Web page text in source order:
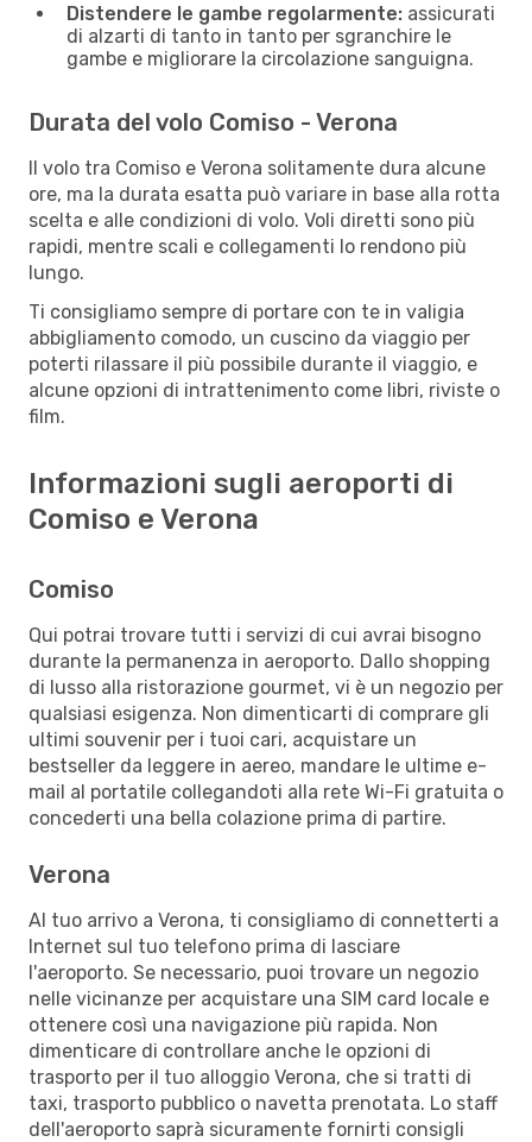
Distendere le gambe regolarmente: assicurati
di alzarti di tanto in tanto per sgranchire le
gambe e migliorare la circolazione sanguigna.
Durata del volo Comiso - Verona
Il volo tra Comiso e Verona solitamente dura alcune
ore, ma la durata esatta può variare in base alla rotta
scelta e alle condizioni di volo. Voli diretti sono più
rapidi, mentre scali e collegamenti lo rendono più
lungo.
Ti consigliamo sempre di portare con te in valigia
abbigliamento comodo, un cuscino da viaggio per
poterti rilassare il più possibile durante il viaggio, e
alcune opzioni di intrattenimento come libri, riviste o
film.
Informazioni sugli aeroporti di
Comiso e Verona
Comiso
Qui potrai trovare tutti i servizi di cui avrai bisogno
durante la permanenza in aeroporto. Dallo shopping
di lusso alla ristorazione gourmet, vi è un negozio per
qualsiasi esigenza. Non dimenticarti di comprare gli
ultimi souvenir per i tuoi cari, acquistare un
bestseller da leggere in aereo, mandare le ultime e-
mail al portatile collegandoti alla rete Wi-Fi gratuita o
concederti una bella colazione prima di partire.
Verona
Al tuo arrivo a Verona, ti consigliamo di connetterti a
Internet sul tuo telefono prima di lasciare
l'aeroporto. Se necessario, puoi trovare un negozio
nelle vicinanze per acquistare una SIM card locale e
ottenere così una navigazione più rapida. Non
dimenticare di controllare anche le opzioni di
trasporto per il tuo alloggio Verona, che si tratti di
taxi, trasporto pubblico o navetta prenotata. Lo staff
dell'aeroporto saprà sicuramente fornirti consigli